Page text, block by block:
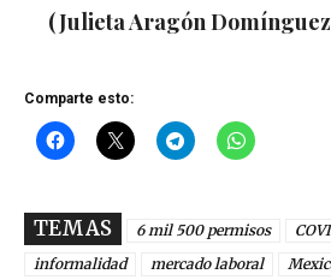
(Julieta Aragón
Comparte esto:
TEMAS 6 mil 500 permisos
informalidad
mercado laboral